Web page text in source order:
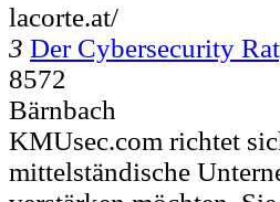
lacorte.at/
3 Der Cybersecurity
8572
Bärnbach
KMUsec.com richtet
mittelständische